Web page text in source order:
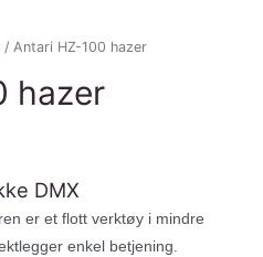
/ Antari HZ-100 hazer
hazer
DMX
er et flott verktøy i mindre
enkel betjening.